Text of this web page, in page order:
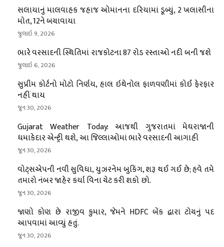
સલાયાનું માલવાહક જહાજ ઓમાનના દરિયામાં ડૂબ્યું, 2 ખલાસીના
મોત, 12ને બચાવાયા
જુલાઇ 9, 2026
ભારે વરસાદની સ્થિતિમાં રાજકોટના 87 રોડ રસ્તાઓ નદી બની જશે
જુલાઇ 6, 2026
સુપ્રીમ કોર્ટનો મોટો નિર્ણય, હાલ ઇથેનોલ ફાળવણીમાં કોઈ ફેરફાર
નહીં થાય
જૂન 30, 2026
Gujarat Weather Today: આજથી ગુજરાતમાં મેઘરાજાની
ધમાકેદાર એન્ટ્રી થશે, આ જિલ્લાઓમાં ભારે વરસાદની આગાહી
જૂન 30, 2026
વોટ્સએપની નવી સુવિધા, યુઝરનેમ બુકિંગ, શરૂ થઈ ગઈ છે; હવે તમે
તમારો નંબર જાહેર કર્યા વિના ચેટ કરી શકો છો.
જૂન 30, 2026
જાણો કોણ છે રાજીવ કુમાર, જેમને HDFC બેંક દ્વારા ટોચનું પદ
આપવામાં આવ્યું હતું.
જૂન 30, 2026